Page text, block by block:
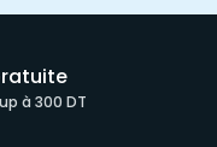
à 300 DT